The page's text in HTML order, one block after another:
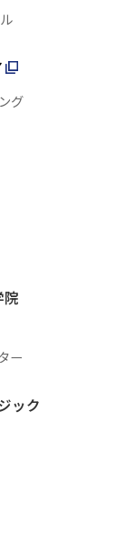
グ
院
ー
ック